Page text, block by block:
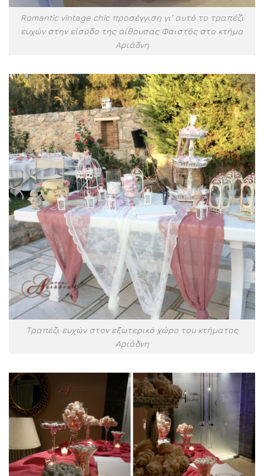
Romantic vintage chic προσέγγιση γι’ αυτό το τραπέζι
ευχών στην είσοδο της αίθουσας Φαιστός στο κτήμα
Αριάδνη
Τραπέζι ευχών στον εξωτερικό χώρο του κτήματος
Αριάδνη